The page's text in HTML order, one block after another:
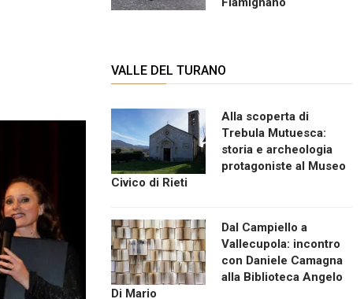
VALLE DEL TURANO
Alla scoperta di
Trebula Mutuesca:
storia e archeologia
protagoniste al Museo
Civico di Rieti
Dal Campiello a
Vallecupola: incontro
con Daniele Camagna
alla Biblioteca Angelo
Di Mario